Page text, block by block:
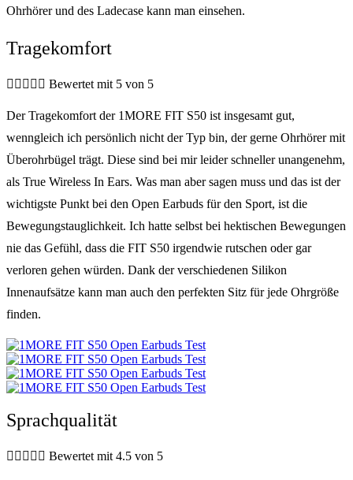
Ohrhörer und des Ladecase kann man einsehen.
Tragekomfort
     Bewertet mit 5 von 5
Der Tragekomfort der 1MORE FIT S50 ist insgesamt gut,
wenngleich ich persönlich nicht der Typ bin, der gerne Ohrhörer mit
Überohrbügel trägt. Diese sind bei mir leider schneller unangenehm,
als True Wireless In Ears. Was man aber sagen muss und das ist der
wichtigste Punkt bei den Open Earbuds für den Sport, ist die
Bewegungstauglichkeit. Ich hatte selbst bei hektischen Bewegungen
nie das Gefühl, dass die FIT S50 irgendwie rutschen oder gar
verloren gehen würden. Dank der verschiedenen Silikon
Innenaufsätze kann man auch den perfekten Sitz für jede Ohrgröße
finden.
Sprachqualität
     Bewertet mit 4.5 von 5